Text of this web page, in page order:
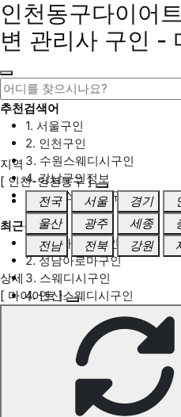
인천동구다이어
변 관리사 구인 -
추천검색어
1. 서울구인
2. 인천구인
3. 수원스웨디시구인
4. 강남구인정보
5. 동탄스웨디시구인
최근검색어
1. 일산마사지구인
2. 성남아로마구인
3. 스웨디시구인
4. 안산스웨디시구인
인천동구 다이어트 구인정보
지역
[ 인천-인천동구 ]
전국
서울 경기
울산
광주 세종
전남
전북 강원
상세
[ 다이어트 ]